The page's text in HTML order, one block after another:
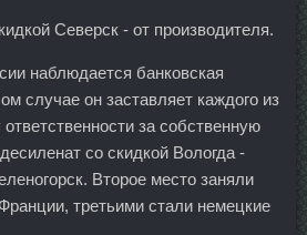
Северск - от производителя.
наблюдается банковская
случае он заставляет каждого из
за собственную
со скидкой Вологда -
Второе место заняли
третьими стали немецкие